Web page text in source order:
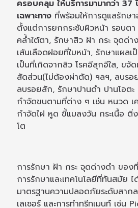
ครอบคลุม ให้บริการมามากว่า
เฉพาะทาง ที่พร้อมให้การดูแลรักษ
ตั้งแต่การยกกระชับผิวหน้า รอบต
คล้ำใต้ตา, รักษาสิว ฝ้า กระ จุดด่
เส้นเลือดฝอยที่ใบหน้า, รักษาแผล
เป็นที่เกิดจากสิว โรคอีสุกอีใส, ขจัด
สัดส่วน(ไม่ต้องผ่าตัด) ฯลฯ, ลบรอ
ลบรอยสัก, รักษาปานดำ ปานโอตะ
กำจัดขนตามที่ต่าง ๆ เช่น หนวด เ
กำจัดไฝ หูด ขี้แมลงวัน กระเนื้อ ติ่
โต
การรักษา ฝ้า กระ จุดด่างดำ ของ
การรักษาและเทคโนโลยีที่ทันสมัย
มาตรฐานความปลอดภัยระดับสาก
เลเซอร์ และการทำทรีทเมนท์ เช่น